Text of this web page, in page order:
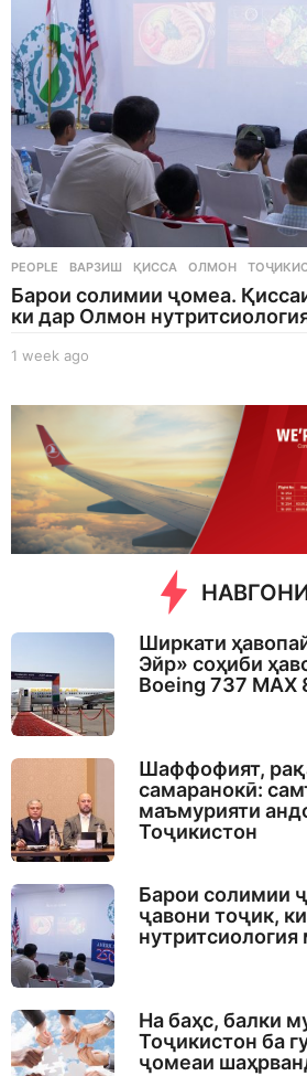
PEOPLE ВАРЗИШ ,ҚИССА ,ОЛМОН ,
Барои солимии ҷомеа.
ки дар Олмон
1 week ago
g
o
Ширкати
Эйр» соҳиби
Boeing 737 MAX
Шаффофият,
самаранокӣ:
маъмурияти
Тоҷикистон
Барои солимии
ҷавони тоҷик,
На баҳс, балки
Тоҷикистон ба
ҷомеаи